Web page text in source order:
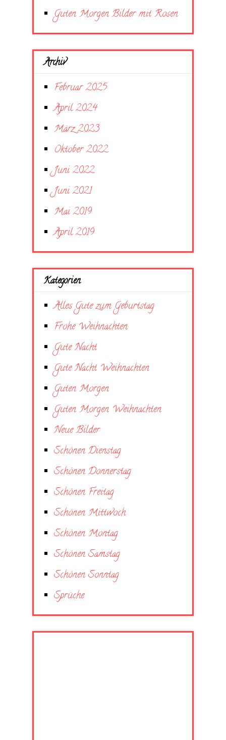
Guten Morgen Bilder mit Rosen
Archiv
Februar 2025
April 2024
März 2023
Oktober 2022
Juni 2022
Juni 2021
Mai 2019
April 2019
Kategorien
Alles Gute zum Geburtstag
Frohe Weihnachten
Gute Nacht
Gute Nacht Weihnachten
Guten Morgen
Guten Morgen Weihnachten
Neue Bilder
Schönen Dienstag
Schönen Donnerstag
Schönen Freitag
Schönen Mittwoch
Schönen Montag
Schönen Samstag
Schönen Sonntag
Sprüche